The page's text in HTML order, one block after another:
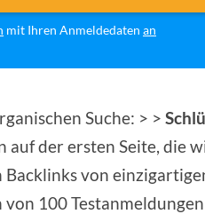
mit Ihren Anmeldedaten an
Suche: > >
der ersten Seite, die
Backlinks von
von 100